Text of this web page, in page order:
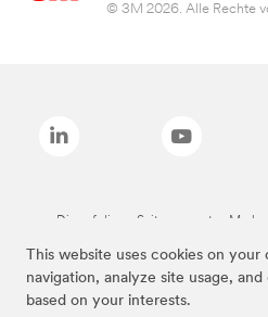
This website uses cookies on
navigation, analyze site usage,
based on your interests.
© 3M 2026. Alle Rechte
Die auf dieser Seite genannten